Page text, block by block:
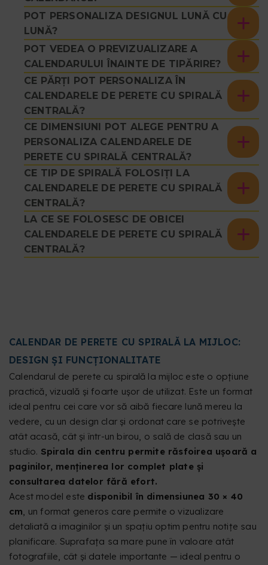
POT PERSONALIZA DESIGNUL LUNĂ CU
LUNĂ?
POT VEDEA O PREVIZUALIZARE A
CALENDARULUI ÎNAINTE DE TIPĂRIRE?
CE PĂRȚI POT PERSONALIZA ÎN
CALENDARELE DE PERETE CU SPIRALĂ
CENTRALĂ?
CE DIMENSIUNI POT ALEGE PENTRU A
PERSONALIZA CALENDARELE DE
PERETE CU SPIRALĂ CENTRALĂ?
CE TIP DE SPIRALĂ FOLOSIȚI LA
CALENDARELE DE PERETE CU SPIRALĂ
CENTRALĂ?
LA CE SE FOLOSESC DE OBICEI
CALENDARELE DE PERETE CU SPIRALĂ
CENTRALĂ?
CALENDAR DE PERETE CU SPIRALĂ LA MIJLOC:
DESIGN ȘI FUNCȚIONALITATE
Calendarul de perete cu spirală la mijloc este o opțiune
practică, vizuală și foarte ușor de utilizat. Este un format
ideal pentru cei care vor să aibă fiecare lună mereu la
vedere, cu un design clar și ordonat care se potrivește
atât acasă, cât și într-un birou, o sală de clasă sau un
studio. Spirala din centru permite răsfoirea ușoară a
paginilor, menținerea lor complet plate și
consultarea datelor fără efort.
Acest model este disponibil în dimensiunea 30 × 40
cm, un format generos care permite o vizualizare
detaliată a imaginilor și un spațiu optim pentru notițe sau
planificare. Suprafața sa mare pune în valoare atât
fotografiile, cât și datele importante — ideal pentru o